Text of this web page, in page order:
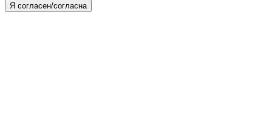
Я согласен/согласна